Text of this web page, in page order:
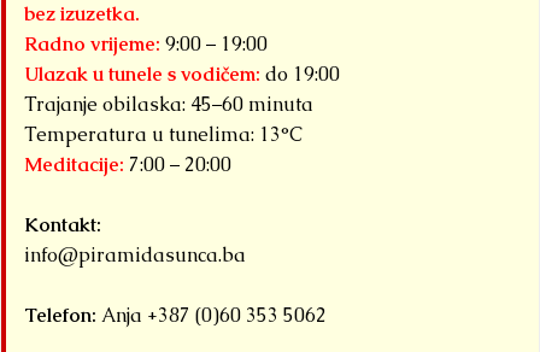
bez izuzetka.
Radno vrijeme: 9:00 – 19:00
Ulazak u tunele s vodičem: do 19:00
Trajanje obilaska: 45–60 minuta
Temperatura u tunelima: 13°C
Meditacije: 7:00 – 20:00
Kontakt:
info@piramidasunca.ba
Telefon: Anja +387 (0)60 353 5062